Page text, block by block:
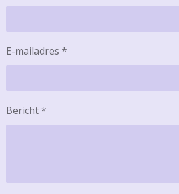
E-mailadres *
Bericht *